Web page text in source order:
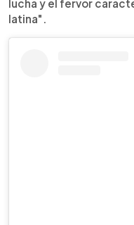
lucha y el fervor
latina".